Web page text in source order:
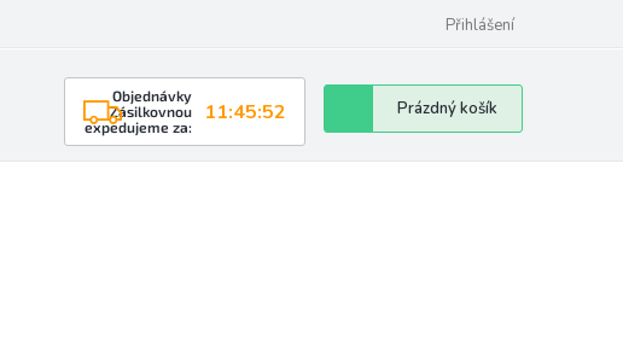
Přihlášení
Objednávky
Zásilkovnou
expedujeme za:
11:45:52
Nákupní
košík
Prázdný košík